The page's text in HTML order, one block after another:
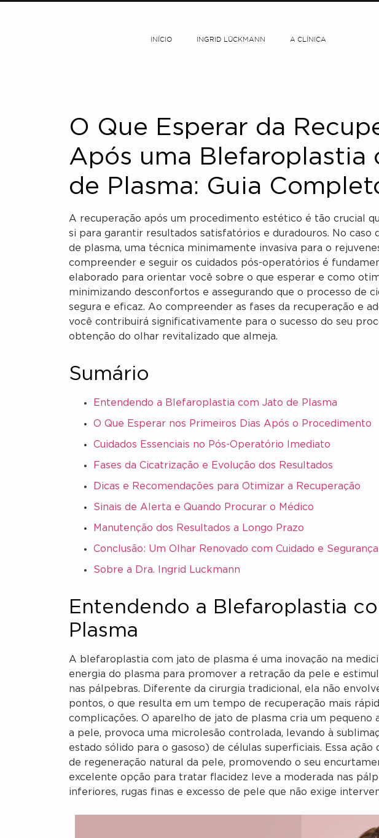
INÍCIO INGRID LÜCKMANN A CLÍNICA
O Que Esperar da
Após uma Blefaroplastia
de Plasma: Guia
A recuperação após um procedimento estético é tão crucial
si para garantir resultados satisfatórios e duradouros. No caso
de plasma, uma técnica minimamente invasiva para o
compreender e seguir os cuidados pós-operatórios é
elaborado para orientar você sobre o que esperar e como
minimizando desconfortos e assegurando que o processo de
segura e eficaz. Ao compreender as fases da recuperação e
você contribuirá significativamente para o sucesso do seu
obtenção do olhar revitalizado que almeja.
Sumário
Entendendo a Blefaroplastia com Jato de Plasma
O Que Esperar nos Primeiros Dias Após o Procedimento
Cuidados Essenciais no Pós-Operatório Imediato
Fases da Cicatrização e Evolução dos Resultados
Dicas e Recomendações para Otimizar a Recuperação
Sinais de Alerta e Quando Procurar o Médico
Manutenção dos Resultados a Longo Prazo
Conclusão: Um Olhar Renovado com Cuidado e Segurança
Sobre a Dra. Ingrid Luckmann
Entendendo a Blefaroplastia
Plasma
A blefaroplastia com jato de plasma é uma inovação na
energia do plasma para promover a retração da pele e
nas pálpebras. Diferente da cirurgia tradicional, ela não
pontos, o que resulta em um tempo de recuperação mais
complicações. O aparelho de jato de plasma cria um pequeno
a pele, provoca uma microlesão controlada, levando à
estado sólido para o gasoso) de células superficiais. Essa ação
de regeneração natural da pele, promovendo o seu
excelente opção para tratar flacidez leve a moderada nas
inferiores, rugas finas e excesso de pele que não exige